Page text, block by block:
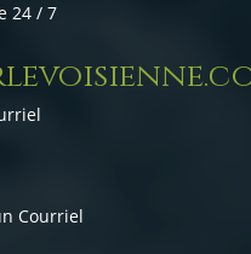
24 / 7
Courriel